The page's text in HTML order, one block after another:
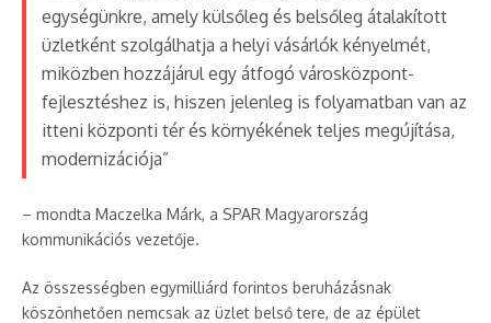
egységünkre, amely külsőleg és belsőleg átalakított
üzletként szolgálhatja a helyi vásárlók kényelmét,
miközben hozzájárul egy átfogó városközpont-
fejlesztéshez is, hiszen jelenleg is folyamatban van az
itteni központi tér és környékének teljes megújítása,
modernizációja”
– mondta Maczelka Márk, a SPAR Magyarország
kommunikációs vezetője.
Az összességben egymilliárd forintos beruházásnak
köszönhetően nemcsak az üzlet belső tere, de az épület